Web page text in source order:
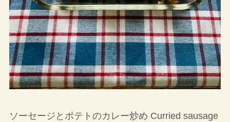
ソーセージとポテトのカレー炒め Curried sausage